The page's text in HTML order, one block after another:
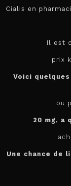
Cialis en
Il est
prix
Voici
ou
20 mg, a
Une chance de